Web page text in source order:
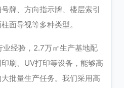
牌、方向指示牌、楼层索引
面导视等多种类型。
经验，2.7万㎡生产基地配
刷、UV打印等设备，能够高
批量生产任务。我们采用高